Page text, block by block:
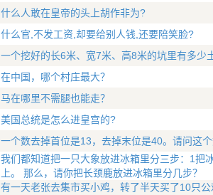
什么人敢在皇帝的头上胡作非为?
什么官,不发工资,却要给别人钱,还要陪笑脸?
一个挖好的长6米、宽7米、高8米的坑里有多少
在中国，哪个村庄最大？
马在哪里不需腿也能走？
美国总统是怎么进皇宫的?
一个数去掉首位是13，去掉末位是40。请问这
我们都知道把一只大象放进冰箱里分三步：1把
上。 那么，请你把长颈鹿放进冰箱里分几步？
有一天老张去集市买小鸡，转了半天买了10只